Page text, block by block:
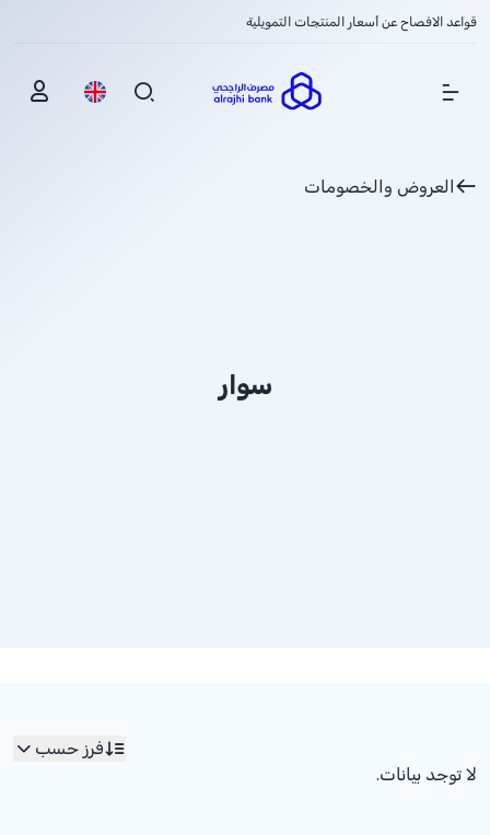
قواعد الافصاح عن أسعار المنتجات التمويلية
Show Menu
العروض والخصومات
سوار
فرز حسب
لا توجد بيانات.